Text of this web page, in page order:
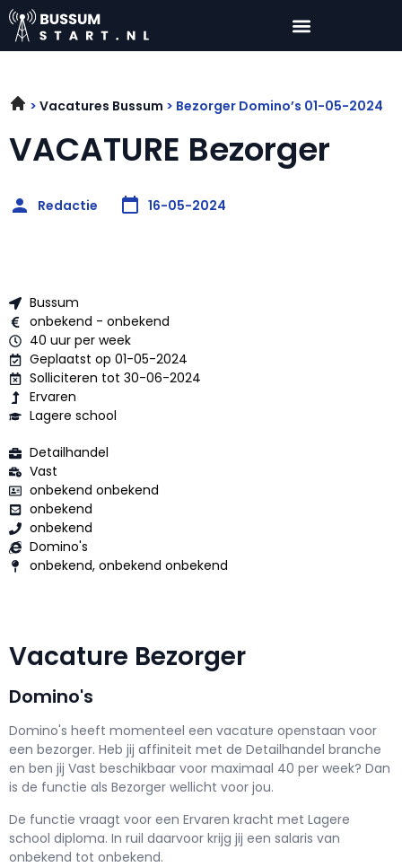
Vacatures Bussum Bezorger Domino’s 01-05-2024
VACATURE Bezorger
Redactie 16-05-2024
Bussum
onbekend - onbekend
40 uur per week
Geplaatst op 01-05-2024
Solliciteren tot 30-06-2024
Ervaren
Lagere school
Detailhandel
Vast
onbekend onbekend
onbekend
onbekend
Domino's
onbekend, onbekend onbekend
Vacature Bezorger
Domino's
Domino's heeft momenteel een vacature openstaan voor
een bezorger. Heb jij affiniteit met de Detailhandel branche
en ben jij Vast beschikbaar voor maximaal 40 per week? Dan
is de functie als Bezorger wellicht voor jou.
De functie vraagt voor een Ervaren kracht met Lagere
school diploma. In ruil daarvoor krijg jij een salaris van
onbekend tot onbekend.